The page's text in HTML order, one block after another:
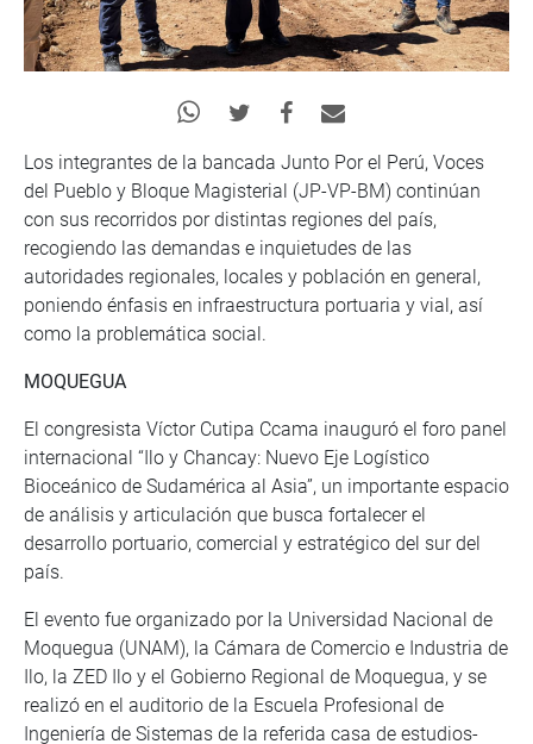
Los integrantes de la bancada Junto Por el Perú, Voces
del Pueblo y Bloque Magisterial (JP-VP-BM) continúan
con sus recorridos por distintas regiones del país,
recogiendo las demandas e inquietudes de las
autoridades regionales, locales y población en general,
poniendo énfasis en infraestructura portuaria y vial, así
como la problemática social.
MOQUEGUA
El congresista Víctor Cutipa Ccama inauguró el foro panel
internacional “Ilo y Chancay: Nuevo Eje Logístico
Bioceánico de Sudamérica al Asia”, un importante espacio
de análisis y articulación que busca fortalecer el
desarrollo portuario, comercial y estratégico del sur del
país.
El evento fue organizado por la Universidad Nacional de
Moquegua (UNAM), la Cámara de Comercio e Industria de
Ilo, la ZED Ilo y el Gobierno Regional de Moquegua, y se
realizó en el auditorio de la Escuela Profesional de
Ingeniería de Sistemas de la referida casa de estudios-